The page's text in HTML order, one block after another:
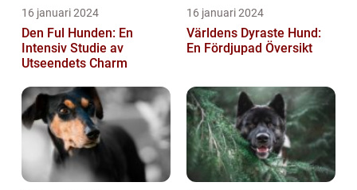
16 januari 2024
Den Ful Hunden: En
Intensiv Studie av
Utseendets Charm
16 januari 2024
Världens Dyraste Hund:
En Fördjupad Översikt